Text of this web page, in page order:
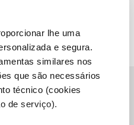
lhe uma
e segura.
similares nos
que são necessários
técnico (cookies
de serviço).
de julho